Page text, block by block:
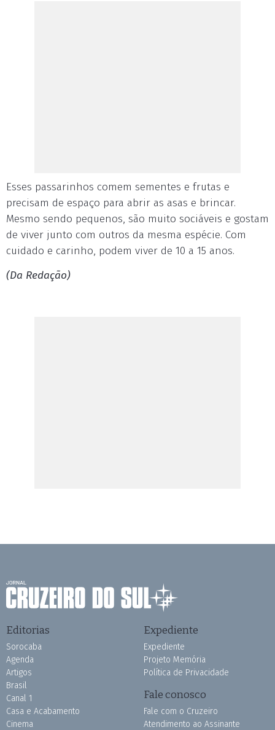
Esses passarinhos comem sementes e frutas e
precisam de espaço para abrir as asas e brincar.
Mesmo sendo pequenos, são muito sociáveis e gostam
de viver junto com outros da mesma espécie. Com
cuidado e carinho, podem viver de 10 a 15 anos.
(Da Redação)
Editorias
Sorocaba
Agenda
Artigos
Brasil
Canal 1
Casa e Acabamento
Cinema
Expediente
Expediente
Projeto Memória
Política de Privacidade
Fale conosco
Fale com o Cruzeiro
Atendimento ao Assinante